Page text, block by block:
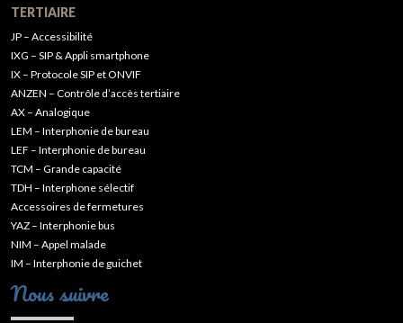
TERTIAIRE
JP – Accessibilité
IXG – SIP & Appli smartphone
IX – Protocole SIP et ONVIF
ANZEN – Contrôle d’accès tertiaire
AX – Analogique
LEM – Interphonie de bureau
LEF – Interphonie de bureau
TCM – Grande capacité
TDH – Interphone sélectif
Accessoires de fermetures
YAZ – Interphonie bus
NIM – Appel malade
IM – Interphonie de guichet
Nous suivre